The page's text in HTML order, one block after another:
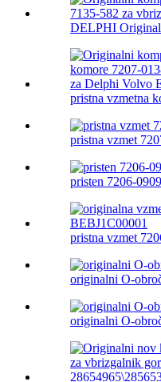
DELPHI
pristna vzmetna
pristna vzmet
pristen 7206-0909
pristna vzmet
originalni O-
originalni O-